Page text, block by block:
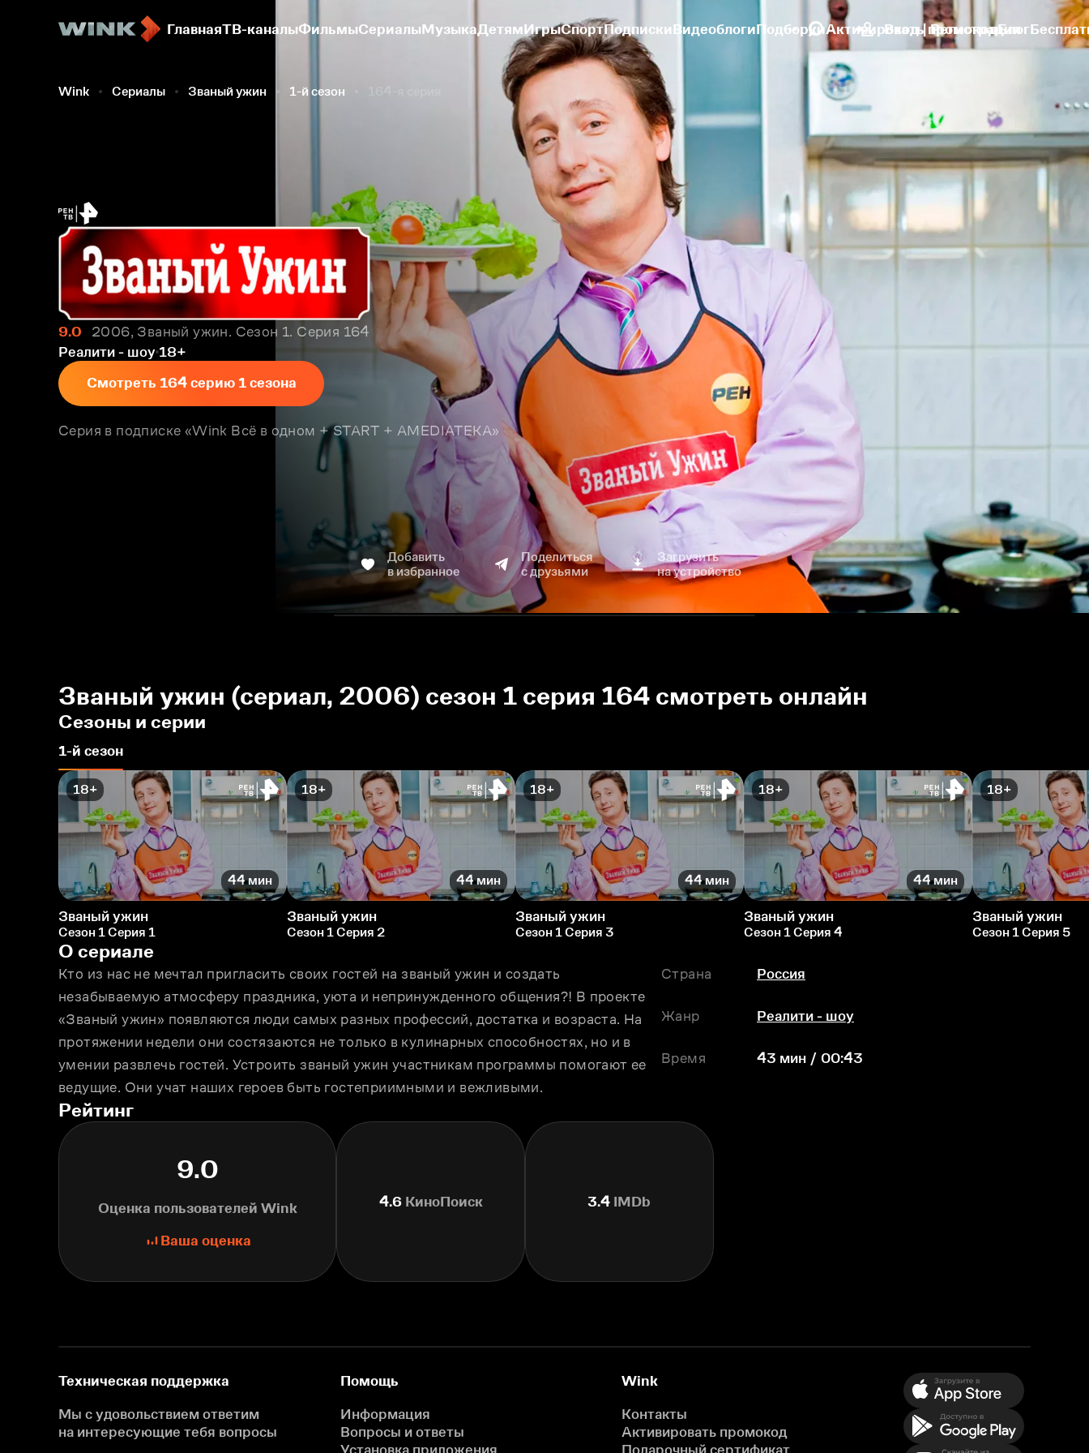
ГлавнаяТВ-каналыФильмыСериалыМузыкаДетямИгрыСпортПодпискиВидеоблогиПодборкиАктивировать промокодБлог
Вход | Регистрация
Wink Сериалы Званый ужин 1-й сезон
9.0
2006, Званый ужин. Сезон 1. Серия 164
Реалити - шоу 18+
Смотреть 164 серию 1 сезона
Серия в подписке «Wink Всё в одном + START + AMEDIATEKA»
Добавить
в избранное
Поделиться
с друзьями
Загрузить
на устройство
Званый ужин (сериал, 2006) сезон 1 серия 164 смотреть онлайн
Сезоны и серии
1-й сезон
18+
44 мин
Званый ужин
Сезон 1 Серия 1
18+
44 мин
Званый ужин
Сезон 1 Серия 2
18+
44 мин
Званый ужин
Сезон 1 Серия 3
18+
44 мин
Званый ужин
Сезон 1 Серия 4
18+
Званый ужин
Сезон 1 Серия 5
О сериале
Кто из нас не мечтал пригласить своих гостей на званый ужин и создать
незабываемую атмосферу праздника, уюта и непринужденного общения?! В проекте
«Званый ужин» появляются люди самых разных профессий, достатка и возраста. На
протяжении недели они состязаются не только в кулинарных способностях, но и в
умении развлечь гостей. Устроить званый ужин участникам программы помогают ее
ведущие. Они учат наших героев быть гостеприимными и вежливыми.
Страна Россия
Жанр Реалити - шоу
Время 43 мин / 00:43
Рейтинг
9.0
Оценка пользователей Wink
Ваша оценка
4.6КиноПоиск 3.4 IMDb
Техническая поддержка
Мы с удовольствием ответим
на интересующие тебя вопросы
Помощь
Информация
Вопросы и ответы
Установка приложения
Wink
Контакты
Активировать промокод
Подарочный сертификат